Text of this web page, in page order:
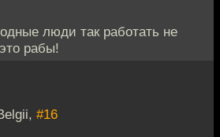
люди так работать не
рабы!
#16